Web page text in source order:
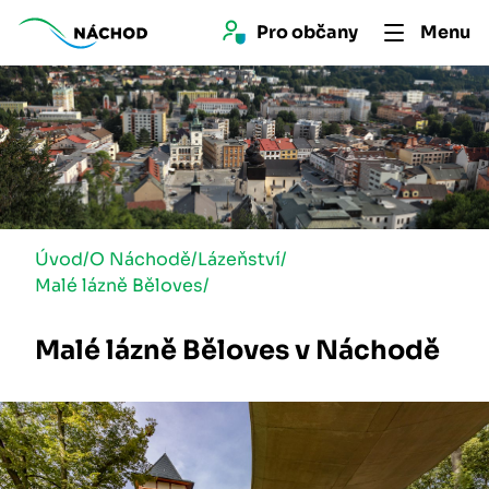
Pro občany Menu
Úvod/O Náchodě/Lázeňství/
Malé lázně Běloves/
Malé lázně Běloves v Náchodě